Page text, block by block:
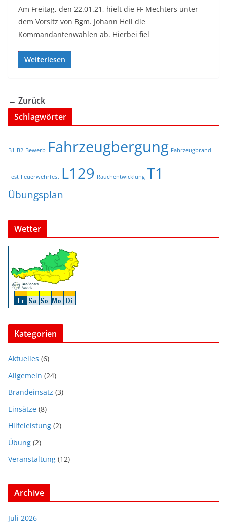
Am Freitag, den 22.01.21, hielt die FF Mechters unter
dem Vorsitz von Bgm. Johann Hell die
Kommandantenwahlen ab. Hierbei fiel
Weiterlesen
← Zurück
Schlagwörter
B1 B2 Bewerb Fahrzeugbergung Fahrzeugbrand
Fest Feuerwehrfest L129 Rauchentwicklung T1
Übungsplan
Wetter
Kategorien
Aktuelles (6)
Allgemein (24)
Brandeinsatz (3)
Einsätze (8)
Hilfeleistung (2)
Übung (2)
Veranstaltung (12)
Archive
Juli 2026